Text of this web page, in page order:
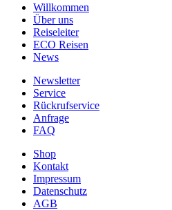
Willkommen
Über uns
Reiseleiter
ECO Reisen
News
Newsletter
Service
Rückrufservice
Anfrage
FAQ
Shop
Kontakt
Impressum
Datenschutz
AGB